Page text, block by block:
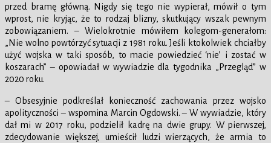
przed bramę główną. Nigdy się tego nie wypierał, mówił o tym
wprost, nie kryjąc, że to rodzaj blizny, skutkujący wszak pewnym
zobowiązaniem. – Wielokrotnie mówiłem kolegom-generałom:
„Nie wolno powtórzyć sytuacji z 1981 roku. Jeśli ktokolwiek chciałby
użyć wojska w taki sposób, to macie powiedzieć ‘nie’ i zostać w
koszarach” – opowiadał w wywiadzie dla tygodnika „Przegląd” w
2020 roku.
– Obsesyjnie podkreślał konieczność zachowania przez wojsko
apolityczności – wspomina Marcin Ogdowski. – W wywiadzie, który
dał mi w 2017 roku, podzielił kadrę na dwie grupy. W pierwszej,
zdecydowanie większej, umieścił ludzi wierzących, że armia to